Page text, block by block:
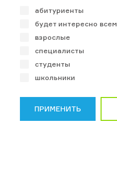
абитуриенты
будет интересно всем
взрослые
специалисты
студенты
школьники
ПРИМЕНИТЬ